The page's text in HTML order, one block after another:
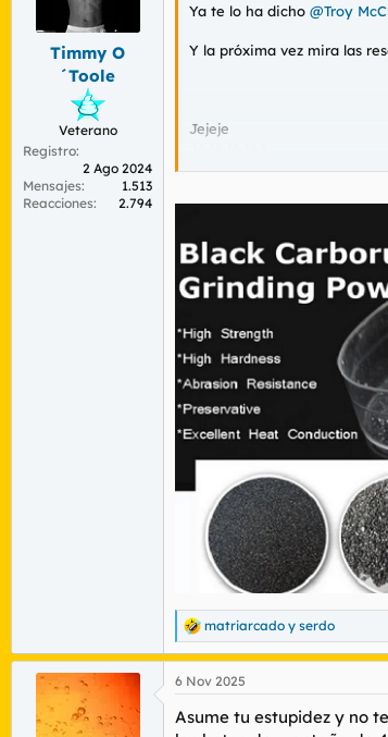
n
Timmy O
´Toole
Veterano
Registro
2 Ago 2024
Mensajes
1.513
Reacciones
2.794
Ya te lo ha dicho @Troy
Y la próxima vez mira las
Jejeje
Espero que no lo digas en
Cuando vivía en la
Aquí en Alemania, hay mil
R
e
a
c
i
matriarcado y serdo
6 Nov 2025
Asume tu estupidez y no